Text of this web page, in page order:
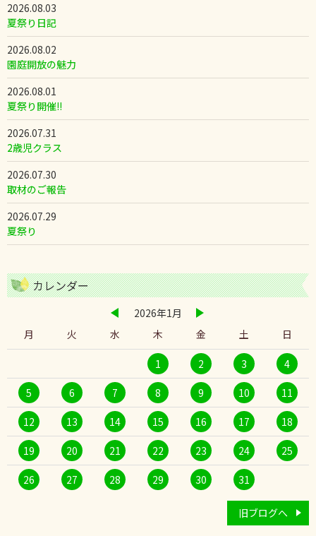
2026.08.03
夏祭り日記
2026.08.02
園庭開放の魅力
2026.08.01
夏祭り開催!!
2026.07.31
2歳児クラス
2026.07.30
取材のご報告
2026.07.29
夏祭り
カレンダー
2026年1月
月
火 水 木 金 土 日
1 2 3 4
5 6 7 8 9 10 11
12 13 14 15 16 17 18
19 20 21 22 23 24 25
26 27 28 29 30 31
旧ブログへ